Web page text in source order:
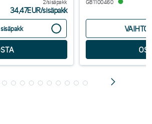
2/sisäpakk
34,47EUR/sisäpakk
sisäpakk
GB1100460